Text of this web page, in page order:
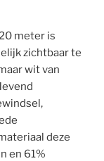
meter is
zichtbaar te
wit van
deze
en 61%